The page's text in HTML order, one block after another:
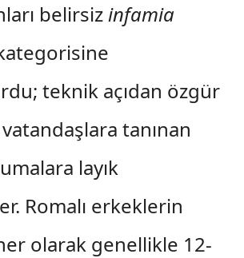
belirsizinfamia
teknik açıdan özgür
tanınan
layık
Romalı erkeklerin
olarak genellikle 12-